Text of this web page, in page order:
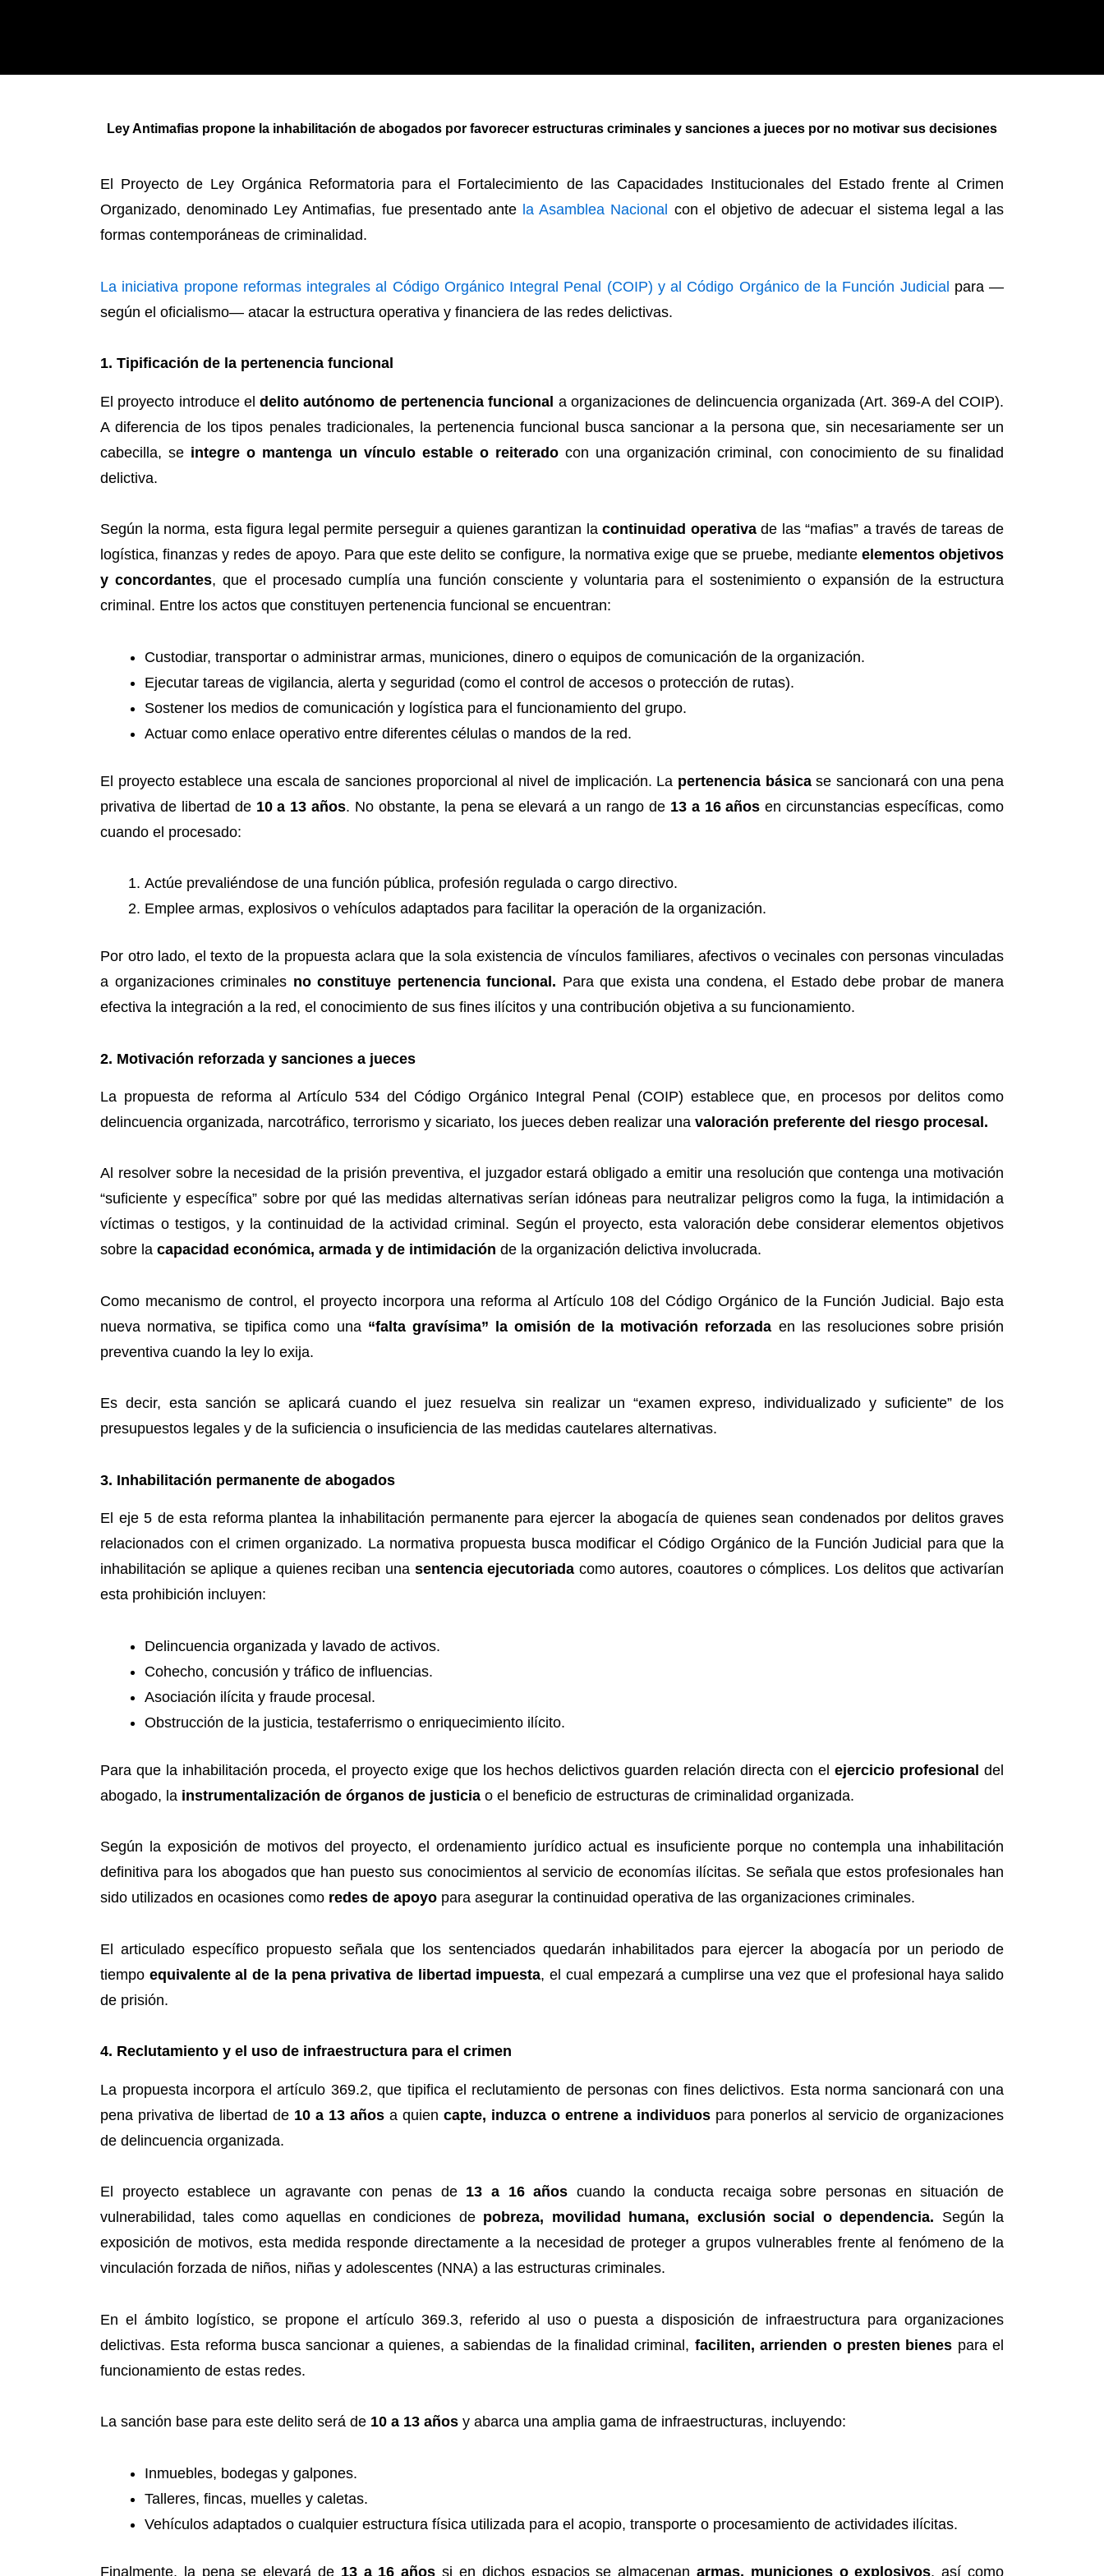
Ley Antimafias propone la inhabilitación de abogados por favorecer estructuras criminales y sanciones a jueces por no motivar sus decisiones
El Proyecto de Ley Orgánica Reformatoria para el Fortalecimiento de las Capacidades Institucionales del Estado frente al Crimen
Organizado, denominado Ley Antimafias, fue presentado antela Asamblea Nacional con el objetivo de adecuar el sistema legal a las
formas contemporáneas de criminalidad.
La iniciativa propone reformas integrales al Código Orgánico Integral Penal (COIP) y al Código Orgánico de la Función Judicial para —
según el oficialismo— atacar la estructura operativa y financiera de las redes delictivas.
1. Tipificación de la pertenencia funcional
El proyecto introduce eldelito autónomo de pertenencia funcional a organizaciones de delincuencia organizada (Art. 369-A del COIP).
A diferencia de los tipos penales tradicionales, la pertenencia funcional busca sancionar a la persona que, sin necesariamente ser un
cabecilla, se integre o mantenga un vínculo estable o reiterado con una organización criminal, con conocimiento de su finalidad
delictiva.
Según la norma, esta figura legal permite perseguir a quienes garantizan lacontinuidad operativade las “mafias” a través de tareas de
logística, finanzas y redes de apoyo. Para que este delito se configure, la normativa exige que se pruebe, mediante elementos objetivos
y concordantes, que el procesado cumplía una función consciente y voluntaria para el sostenimiento o expansión de la estructura
criminal. Entre los actos que constituyen pertenencia funcional se encuentran:
Custodiar, transportar o administrar armas, municiones, dinero o equipos de comunicación de la organización.
Ejecutar tareas de vigilancia, alerta y seguridad (como el control de accesos o protección de rutas).
Sostener los medios de comunicación y logística para el funcionamiento del grupo.
Actuar como enlace operativo entre diferentes células o mandos de la red.
El proyecto establece una escala de sanciones proporcional al nivel de implicación. La pertenencia básicase sancionará con una pena
privativa de libertad de 10 a 13 años. No obstante, la pena se elevará a un rango de 13 a 16 años en circunstancias específicas, como
cuando el procesado:
Actúe prevaliéndose de una función pública, profesión regulada o cargo directivo.
Emplee armas, explosivos o vehículos adaptados para facilitar la operación de la organización.
Por otro lado, el texto de la propuesta aclara que la sola existencia de vínculos familiares, afectivos o vecinales con personas vinculadas
a organizaciones criminales no constituye pertenencia funcional. Para que exista una condena, el Estado debe probar de manera
efectiva la integración a la red, el conocimiento de sus fines ilícitos y una contribución objetiva a su funcionamiento.
2. Motivación reforzada y sanciones a jueces
La propuesta de reforma al Artículo 534 del Código Orgánico Integral Penal (COIP) establece que, en procesos por delitos como
delincuencia organizada, narcotráfico, terrorismo y sicariato, los jueces deben realizar una valoración preferente del riesgo procesal.
Al resolver sobre la necesidad de la prisión preventiva, el juzgador estará obligado a emitir una resolución que contenga una motivación
“suficiente y específica” sobre por qué las medidas alternativas serían idóneas para neutralizar peligros como la fuga, la intimidación a
víctimas o testigos, y la continuidad de la actividad criminal. Según el proyecto, esta valoración debe considerar elementos objetivos
sobre la capacidad económica, armada y de intimidación de la organización delictiva involucrada.
Como mecanismo de control, el proyecto incorpora una reforma al Artículo 108 del Código Orgánico de la Función Judicial. Bajo esta
nueva normativa, se tipifica como una “falta gravísima” la omisión de la motivación reforzada en las resoluciones sobre prisión
preventiva cuando la ley lo exija.
Es decir, esta sanción se aplicará cuando el juez resuelva sin realizar un “examen expreso, individualizado y suficiente” de los
presupuestos legales y de la suficiencia o insuficiencia de las medidas cautelares alternativas.
3. Inhabilitación permanente de abogados
El eje 5 de esta reforma plantea la inhabilitación permanente para ejercer la abogacía de quienes sean condenados por delitos graves
relacionados con el crimen organizado. La normativa propuesta busca modificar el Código Orgánico de la Función Judicial para que la
inhabilitación se aplique a quienes reciban una sentencia ejecutoriada como autores, coautores o cómplices. Los delitos que activarían
esta prohibición incluyen:
Delincuencia organizada y lavado de activos.
Cohecho, concusión y tráfico de influencias.
Asociación ilícita y fraude procesal.
Obstrucción de la justicia, testaferrismo o enriquecimiento ilícito.
Para que la inhabilitación proceda, el proyecto exige que los hechos delictivos guarden relación directa con elejercicio profesional del
abogado, la instrumentalización de órganos de justicia o el beneficio de estructuras de criminalidad organizada.
Según la exposición de motivos del proyecto, el ordenamiento jurídico actual es insuficiente porque no contempla una inhabilitación
definitiva para los abogados que han puesto sus conocimientos al servicio de economías ilícitas. Se señala que estos profesionales han
sido utilizados en ocasiones como redes de apoyo para asegurar la continuidad operativa de las organizaciones criminales.
El articulado específico propuesto señala que los sentenciados quedarán inhabilitados para ejercer la abogacía por un periodo de
tiempo equivalente al de la pena privativa de libertad impuesta, el cual empezará a cumplirse una vez que el profesional haya salido
de prisión.
4. Reclutamiento y el uso de infraestructura para el crimen
La propuesta incorpora el artículo 369.2, que tipifica el reclutamiento de personas con fines delictivos. Esta norma sancionará con una
pena privativa de libertad de 10 a 13 años a quien capte, induzca o entrene a individuos para ponerlos al servicio de organizaciones
de delincuencia organizada.
El proyecto establece un agravante con penas de 13 a 16 años cuando la conducta recaiga sobre personas en situación de
vulnerabilidad, tales como aquellas en condiciones de pobreza, movilidad humana, exclusión social o dependencia. Según la
exposición de motivos, esta medida responde directamente a la necesidad de proteger a grupos vulnerables frente al fenómeno de la
vinculación forzada de niños, niñas y adolescentes (NNA) a las estructuras criminales.
En el ámbito logístico, se propone el artículo 369.3, referido al uso o puesta a disposición de infraestructura para organizaciones
delictivas. Esta reforma busca sancionar a quienes, a sabiendas de la finalidad criminal, faciliten, arrienden o presten bienes para el
funcionamiento de estas redes.
La sanción base para este delito será de 10 a 13 años y abarca una amplia gama de infraestructuras, incluyendo:
Inmuebles, bodegas y galpones.
Talleres, fincas, muelles y caletas.
Vehículos adaptados o cualquier estructura física utilizada para el acopio, transporte o procesamiento de actividades ilícitas.
Finalmente, la pena se elevará de 13 a 16 años si en dichos espacios se almacenan armas, municiones o explosivos, así como